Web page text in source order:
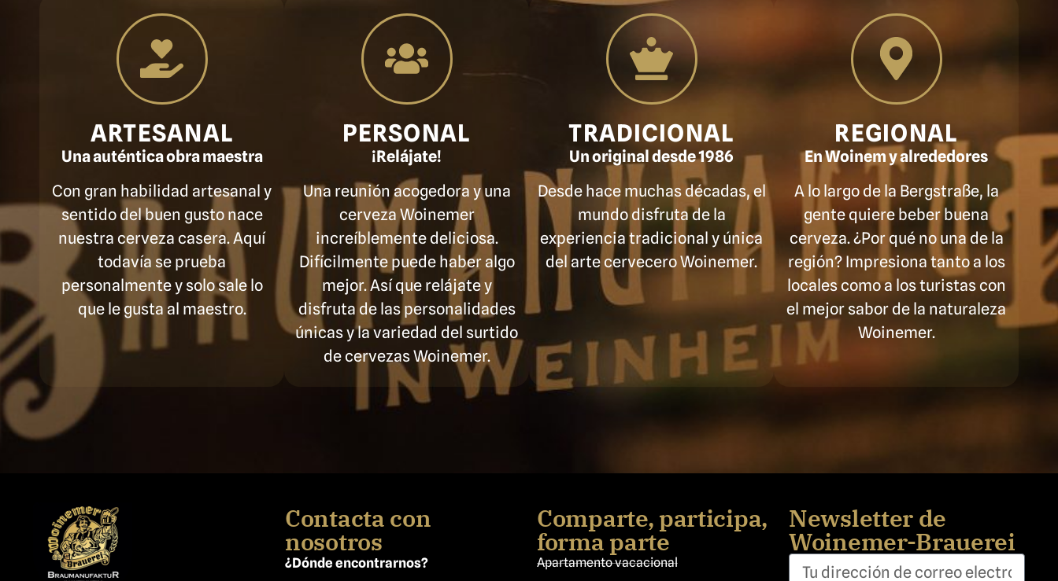
ARTESANAL
Una auténtica obra maestra
Con gran habilidad artesanal y
sentido del buen gusto nace
nuestra cerveza casera. Aquí
todavía se prueba
personalmente y solo sale lo
que le gusta al maestro.
PERSONAL
¡Relájate!
Una reunión acogedora y una
cerveza Woinemer
increíblemente deliciosa.
Difícilmente puede haber algo
mejor. Así que relájate y
disfruta de las personalidades
únicas y la variedad del surtido
de cervezas Woinemer.
TRADICIONAL
Un original desde 1986
Desde hace muchas décadas, el
mundo disfruta de la
experiencia tradicional y única
del arte cervecero Woinemer.
REGIONAL
En Woinem y alrededores
A lo largo de la Bergstraße, la
gente quiere beber buena
cerveza. ¿Por qué no una de la
región? Impresiona tanto a los
locales como a los turistas con
el mejor sabor de la naturaleza
Woinemer.
Contacta con
nosotros
¿Dónde encontrarnos?
Comparte, participa,
forma parte
Apartamento vacacional
Newsletter de
Woinemer-Brauerei